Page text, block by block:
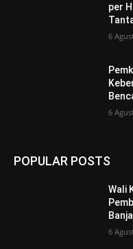
per
6
6
POPULAR POSTS
Wali
6